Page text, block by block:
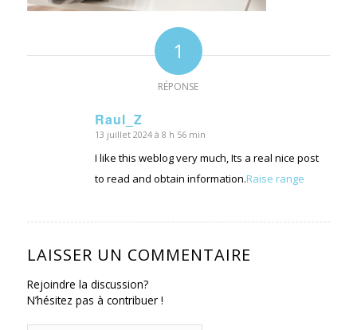
1
RÉPONSE
Raul_Z
dit
13 juillet 2024 à 8 h 56 min
I like this weblog very much, Its a real nice post
to read and obtain information.Raise range
LAISSER UN COMMENTAIRE
Rejoindre la discussion?
N’hésitez pas à contribuer !